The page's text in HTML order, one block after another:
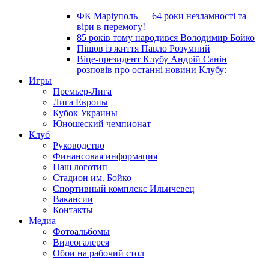
ФК Маріуполь — 64 роки незламності та
віри в перемогу!
85 років тому народився Володимир Бойко
Пішов із життя Павло Розумний
Віце-президент Клубу Андрій Санін
розповів про останні новини Клубу:
Игры
Премьер-Лига
Лига Европы
Кубок Украины
Юношеский чемпионат
Клуб
Руководство
Финансовая информация
Наш логотип
Стадион им. Бойко
Спортивный комплекс Ильичевец
Вакансии
Контакты
Медиа
Фотоальбомы
Видеогалерея
Обои на рабочий стол